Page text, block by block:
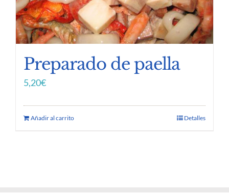
Preparado de paella
5,20€
Añadir al carrito Detalles